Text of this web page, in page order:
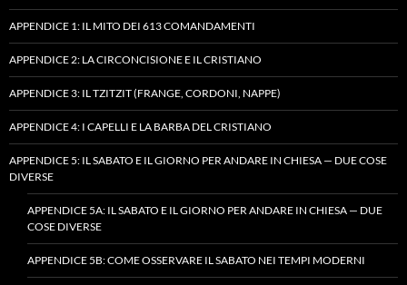
APPENDICE 1: IL MITO DEI 613 COMANDAMENTI
APPENDICE 2: LA CIRCONCISIONE E IL CRISTIANO
APPENDICE 3: IL TZITZIT (FRANGE, CORDONI, NAPPE)
APPENDICE 4: I CAPELLI E LA BARBA DEL CRISTIANO
APPENDICE 5: IL SABATO E IL GIORNO PER ANDARE IN CHIESA — DUE COSE
DIVERSE
APPENDICE 5A: IL SABATO E IL GIORNO PER ANDARE IN CHIESA — DUE
COSE DIVERSE
APPENDICE 5B: COME OSSERVARE IL SABATO NEI TEMPI MODERNI